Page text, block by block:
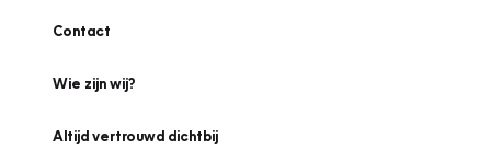
Contact
Wie zijn wij?
Altijd vertrouwd dichtbij